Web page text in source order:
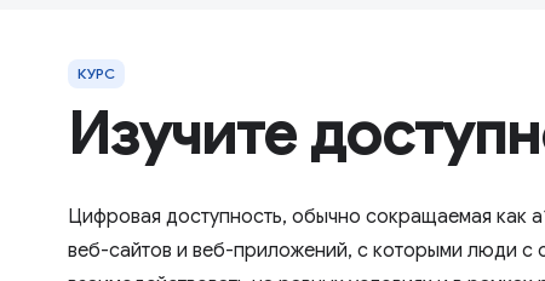
КУРС
Изучите
Цифровая доступность, обычно сокращаемая как
веб-сайтов и веб-приложений, с которыми люди с